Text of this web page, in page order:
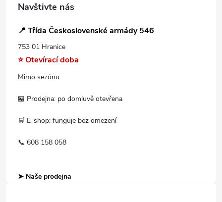
Navštivte nás
📍 Třída Československé armády 546
753 01 Hranice
⭐ Otevírací doba
Mimo sezónu
🏪 Prodejna: po domluvě otevřena
🛒 E-shop: funguje bez omezení
📞 608 158 058
➤ Naše prodejna